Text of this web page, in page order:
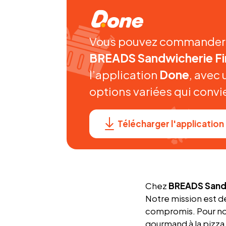
Vous pouvez
BREADSSandwicherie
l’application Done, avec
options variées qui
Télécharger l'application
Chez BREADS
Notre mission est
compromis. Pour
gourmand à la